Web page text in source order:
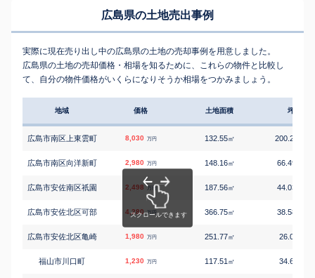
広島県の土地売出事例
実際に現在売り出し中の広島県の土地の売却事例を用意しました。
広島県の土地の売却価格・相場を知るために、これらの物件と比較し
て、自分の物件価格がいくらになりそうか相場をつかみましょう。
地域 価格 土地面積 坪単価
広島市南区上東雲町 8,030 万円 132.55㎡ 200.28
広島市南区向洋新町 2,980 万円 148.16㎡ 66.49
広島市安佐南区祇園 2,498 万円 187.56㎡ 44.03
広島市安佐北区可部 4,280 万円 366.75㎡ 38.58
広島市安佐北区亀崎 1,980 万円 251.77㎡ 26.0
福山市川口町 1,230 万円 117.51 ㎡ 34.6